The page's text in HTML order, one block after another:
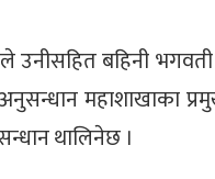
उनीसहित बहिनी
महाशाखाका
थालिनेछ ।